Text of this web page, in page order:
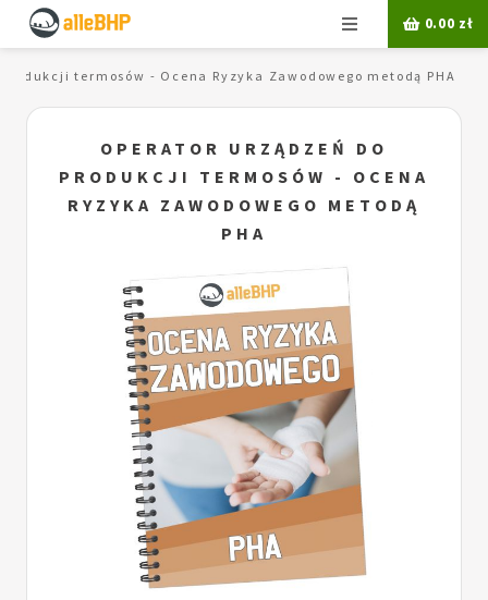
Menu 0.00 zł
termosów - Ocena Ryzyka Zawodowego metodą PHA
OPERATOR URZĄDZEŃ DO
PRODUKCJI TERMOSÓW - OCENA
RYZYKA ZAWODOWEGO METODĄ
PHA